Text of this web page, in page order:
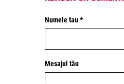
Numele tau *
Mesajul tău